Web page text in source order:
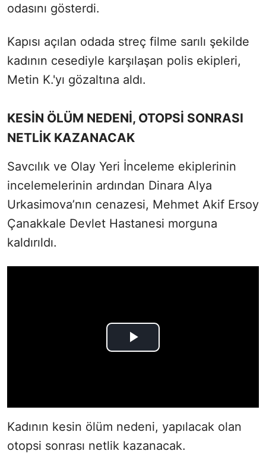
odasını gösterdi.
Kapısı açılan odada streç filme sarılı şekilde
kadının cesediyle karşılaşan polis ekipleri,
Metin K.'yı gözaltına aldı.
KESİN ÖLÜM NEDENİ, OTOPSİ SONRASI
NETLİK KAZANACAK
Savcılık ve Olay Yeri İnceleme ekiplerinin
incelemelerinin ardından Dinara Alya
Urkasimova’nın cenazesi, Mehmet Akif Ersoy
Çanakkale Devlet Hastanesi morguna
kaldırıldı.
Kadının kesin ölüm nedeni, yapılacak olan
otopsi sonrası netlik kazanacak.